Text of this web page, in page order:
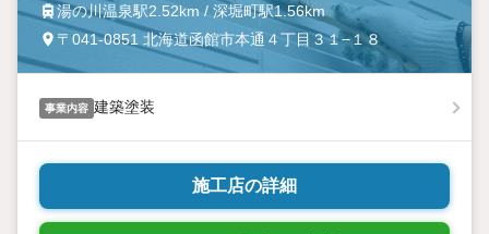
湯の川温泉駅2.52km / 深堀町駅1.56km
〒041-0851 北海道函館市本通４丁目３１−１８
事業内容 建築塗装
施工店の詳細